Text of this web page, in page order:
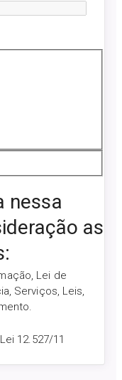
nessa
as
Lei de
Serviços, Leis,
12.527/11